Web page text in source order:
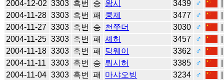
2004-12-02 3303 흑번 승 왕시 3439 ♂
2004-11-28 3303 흑번 패 쿵제 3477 ♂
2004-11-27 3303 흑번 승 천쭈더 3030 ♂
2004-11-25 3303 흑번 패 셰허 3457 ♂
2004-11-18 3303 흑번 패 딩웨이 3362 ♂
2004-11-11
3303 흑번 승 뤄시허 3385 ♂
2004-11-04 3303 흑번 패 마샤오빙 3234 ♂